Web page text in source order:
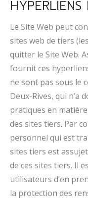
HYPERLIENS
Le Site Web peut
sites web de tiers
quitter le Site Web.
fournit ces
ne sont pas sous le
Deux-Rives, qui n’a
pratiques en
des sites tiers. Par
personnel qui est
sites tiers est
de ces sites tiers. Il
utilisateurs d’en
la protection des